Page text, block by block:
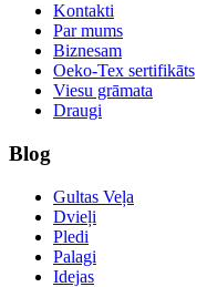
Kontakti
Par mums
Biznesam
Oeko-Tex sertifikāts
Viesu grāmata
Draugi
Blog
Gultas Veļa
Dvieļi
Pledi
Palagi
Idejas